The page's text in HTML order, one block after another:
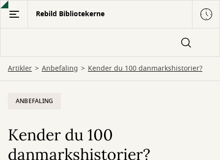
Gå
hovedindhold
Rebild Bibliotekerne
Artikler Anbefaling Kender du 100 danmarkshistorier?
ANBEFALING
Kender du 100
danmarkshistorier?